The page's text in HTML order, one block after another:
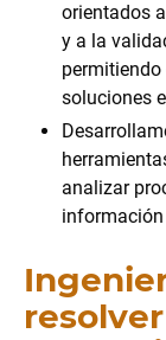
orientados
y a la
permitiendo
soluciones
analizar